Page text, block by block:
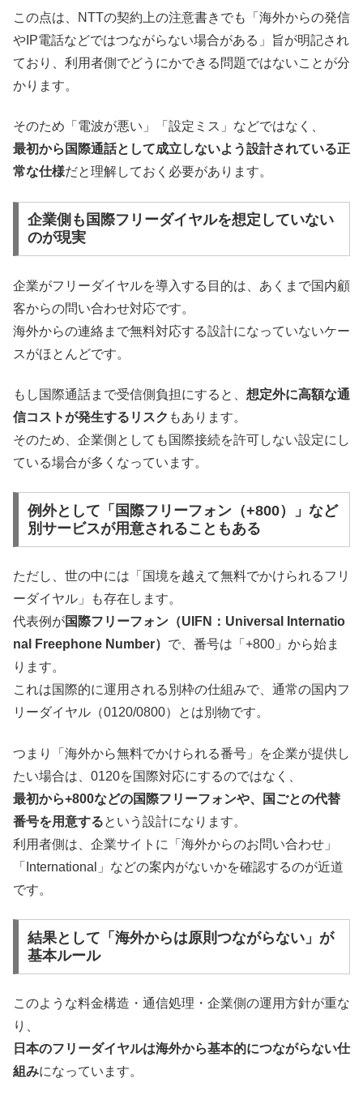
この点は、NTTの契約上の注意書きでも「海外からの発信
やIP電話などではつながらない場合がある」旨が明記され
ており、利用者側でどうにかできる問題ではないことが分
かります。
そのため「電波が悪い」「設定ミス」などではなく、
最初から国際通話として成立しないよう設計されている正
常な仕様だと理解しておく必要があります。
企業側も国際フリーダイヤルを想定していない
のが現実
企業がフリーダイヤルを導入する目的は、あくまで国内顧
客からの問い合わせ対応です。
海外からの連絡まで無料対応する設計になっていないケー
スがほとんどです。
もし国際通話まで受信側負担にすると、 想定外に高額な通
信コストが発生するリスク もあります。
そのため、企業側としても国際接続を許可しない設定にし
ている場合が多くなっています。
例外として「国際フリーフォン（+800）」など
別サービスが用意されることもある
ただし、世の中には「国境を越えて無料でかけられるフリ
ーダイヤル」も存在します。
代表例が国際フリーフォン（UIFN：Universal Internatio
nal Freephone Number） で、番号は「+800」から始ま
ります。
これは国際的に運用される別枠の仕組みで、通常の国内フ
リーダイヤル（0120/0800）とは別物です。
つまり「海外から無料でかけられる番号」を企業が提供し
たい場合は、0120を国際対応にするのではなく、
最初から+800などの国際フリーフォンや、国ごとの代替
番号を用意するという設計になります。
利用者側は、企業サイトに「海外からのお問い合わせ」
「International」などの案内がないかを確認するのが近道
です。
結果として「海外からは原則つながらない」が
基本ルール
このような料金構造・通信処理・企業側の運用方針が重な
り、
日本のフリーダイヤルは海外から基本的につながらない仕
組みになっています。